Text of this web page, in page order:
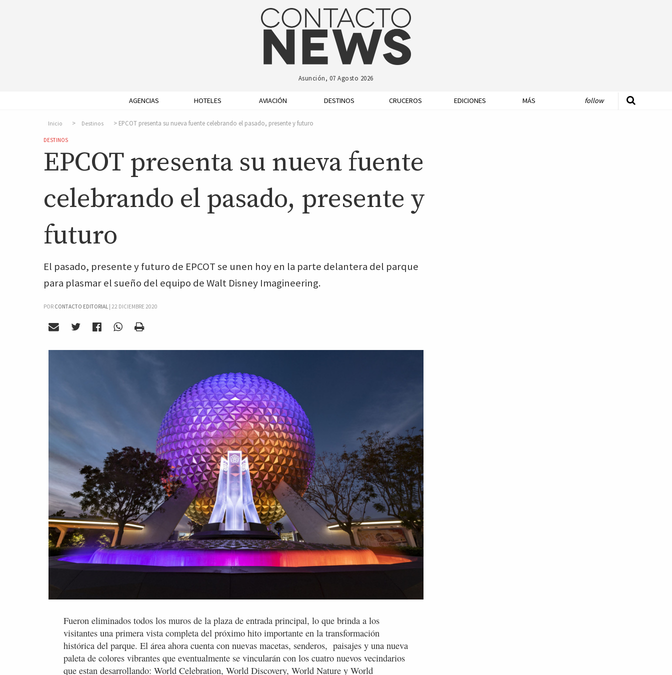
Asunción, 07 Agosto 2026
AGENCIAS HOTELES AVIACIÓN DESTINOS CRUCEROS EDICIONES MÁS follow
Inicio Destinos EPCOT presenta su nueva fuente celebrando el pasado, presente y futuro
DESTINOS
EPCOT presenta su nueva fuente
celebrando el pasado, presente y
futuro
El pasado, presente y futuro de EPCOT se unen hoy en la parte delantera del parque
para plasmar el sueño del equipo de Walt Disney Imagineering.
POR CONTACTO EDITORIAL | 22 DICIEMBRE 2020
Fueron eliminados todos los muros de la plaza de entrada principal, lo que brinda a los
visitantes una primera vista completa del próximo hito importante en la transformación
histórica del parque. El área ahora cuenta con nuevas macetas, senderos, paisajes y una nueva
paleta de colores vibrantes que eventualmente se vincularán con los cuatro nuevos vecindarios
que estan desarrollando: World Celebration, World Discovery, World Nature y World